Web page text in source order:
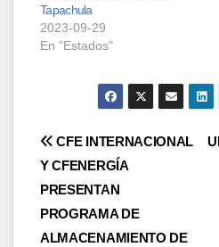
Tapachula
2023-09-29
En "Estados"
Navegación
de
entradas
CFE INTERNACIONAL
Y CFENERGÍA
PRESENTAN
PROGRAMA DE
ALMACENAMIENTO DE